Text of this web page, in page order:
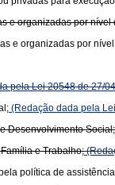
e organizadas por
e organizadas por
pela Lei 20548 de 27/
(Redação dada pela
Desenvolvimento Social;
e Trabalho;
política de